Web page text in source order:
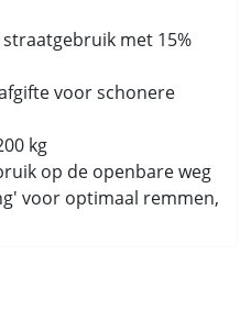
met 15%
voor schonere
kg
op de openbare weg
voor optimaal remmen,